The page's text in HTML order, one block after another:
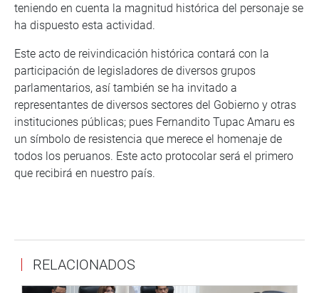
teniendo en cuenta la magnitud histórica del personaje se
ha dispuesto esta actividad.
Este acto de reivindicación histórica contará con la
participación de legisladores de diversos grupos
parlamentarios, así también se ha invitado a
representantes de diversos sectores del Gobierno y otras
instituciones públicas; pues Fernandito Tupac Amaru es
un símbolo de resistencia que merece el homenaje de
todos los peruanos. Este acto protocolar será el primero
que recibirá en nuestro país.
RELACIONADOS